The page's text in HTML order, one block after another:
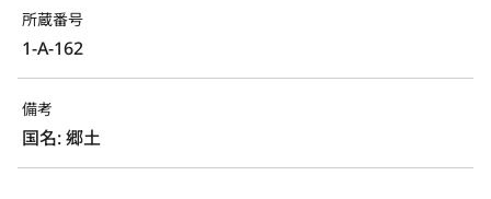
所蔵番号
1-A-162
備考
国名: 郷土